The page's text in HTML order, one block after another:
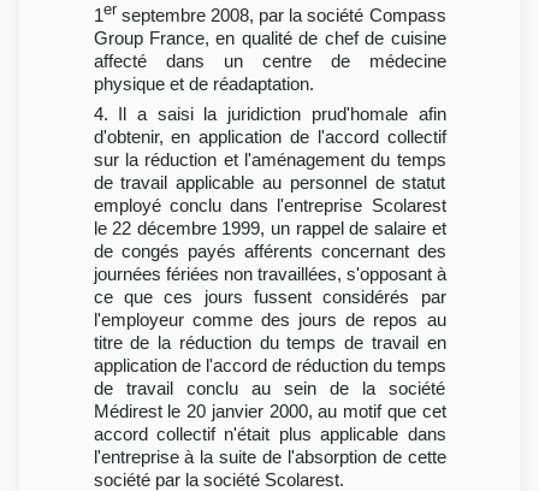
1er septembre 2008, par la société Compass
Group France, en qualité de chef de cuisine
affecté dans un centre de médecine
physique et de réadaptation.
4. Il a saisi la juridiction prud'homale afin
d'obtenir, en application de l'accord collectif
sur la réduction et l'aménagement du temps
de travail applicable au personnel de statut
employé conclu dans l'entreprise Scolarest
le 22 décembre 1999, un rappel de salaire et
de congés payés afférents concernant des
journées fériées non travaillées, s'opposant à
ce que ces jours fussent considérés par
l'employeur comme des jours de repos au
titre de la réduction du temps de travail en
application de l'accord de réduction du temps
de travail conclu au sein de la société
Médirest le 20 janvier 2000, au motif que cet
accord collectif n'était plus applicable dans
l'entreprise à la suite de l'absorption de cette
société par la société Scolarest.